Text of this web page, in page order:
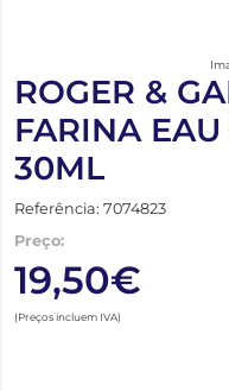
ROGER &
FARINA
30ML
Referência: 7074823
Preço:
19,50€
(Preços incluem IVA)